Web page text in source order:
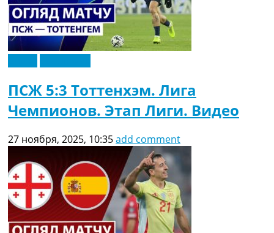
ПСЖ 5:3 Тоттенхэм. Лига
Чемпионов. Этап Лиги. Видео
27 ноября, 2025, 10:35add comment